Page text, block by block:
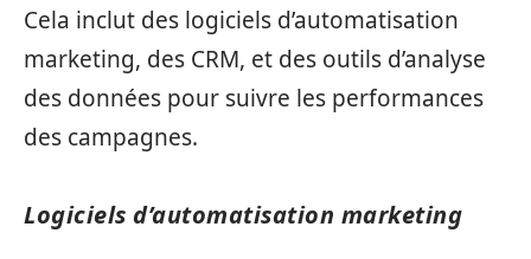
Cela inclut des logiciels d’automatisation
marketing, des CRM, et des outils d’analyse
des données pour suivre les performances
des campagnes.
Logiciels d’automatisation marketing